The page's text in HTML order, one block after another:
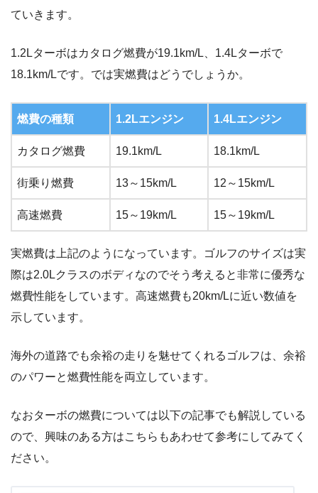
ていきます。
1.2Lターボはカタログ燃費が19.1km/L、1.4Lターボで
18.1km/Lです。では実燃費はどうでしょうか。
燃費の種類 1.2Lエンジン 1.4Lエンジン
カタログ燃費 19.1km/L 18.1km/L
街乗り燃費 13～15km/L 12～15km/L
高速燃費 15～19km/L 15～19km/L
実燃費は上記のようになっています。ゴルフのサイズは実
際は2.0Lクラスのボディなのでそう考えると非常に優秀な
燃費性能をしています。高速燃費も20km/Lに近い数値を
示しています。
海外の道路でも余裕の走りを魅せてくれるゴルフは、余裕
のパワーと燃費性能を両立しています。
なおターボの燃費については以下の記事でも解説している
ので、興味のある方はこちらもあわせて参考にしてみてく
ださい。